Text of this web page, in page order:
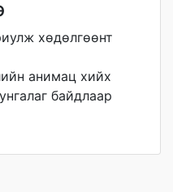
хөдөлгөөнт
анимац хийх
байдлаар